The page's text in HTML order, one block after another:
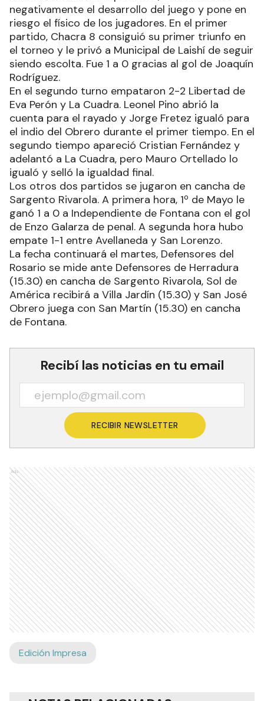
negativamente el desarrollo del juego y pone en
riesgo el físico de los jugadores. En el primer
partido, Chacra 8 consiguió su primer triunfo en
el torneo y le privó a Municipal de Laishí de seguir
siendo escolta. Fue 1 a 0 gracias al gol de Joaquín
Rodríguez.
En el segundo turno empataron 2-2 Libertad de
Eva Perón y La Cuadra. Leonel Pino abrió la
cuenta para el rayado y Jorge Fretez igualó para
el indio del Obrero durante el primer tiempo. En el
segundo tiempo apareció Cristian Fernández y
adelantó a La Cuadra, pero Mauro Ortellado lo
igualó y selló la igualdad final.
Los otros dos partidos se jugaron en cancha de
Sargento Rivarola. A primera hora, 1º de Mayo le
ganó 1 a 0 a Independiente de Fontana con el gol
de Enzo Galarza de penal. A segunda hora hubo
empate 1-1 entre Avellaneda y San Lorenzo.
La fecha continuará el martes, Defensores del
Rosario se mide ante Defensores de Herradura
(15.30) en cancha de Sargento Rivarola, Sol de
América recibirá a Villa Jardín (15.30) y San José
Obrero juega con San Martín (15.30) en cancha
de Fontana.
Recibí las noticias en tu email
RECIBIR NEWSLETTER
Ads
Edición Impresa